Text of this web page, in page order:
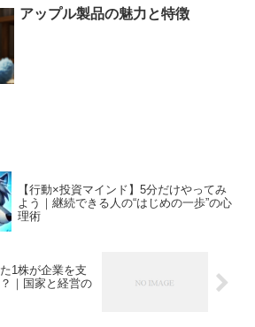
アップル製品の魅力と特徴
【行動×投資マインド】5分だけやってみ
よう｜継続できる人の“はじめの一歩”の心
理術
1株が企業を支
｜国家と経営の